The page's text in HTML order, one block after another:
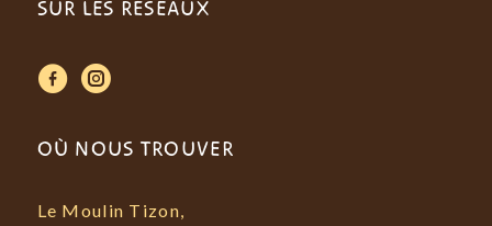
SUR LES RÉSEAUX
t y
OÙ NOUS TROUVER
Le Moulin Tizon,